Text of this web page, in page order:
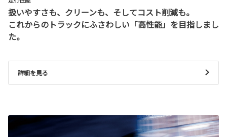
扱いやすさも、クリーンも、そしてコスト削減も。
これからのトラックにふさわしい「高性能」を目指しまし
た。
詳細を見る